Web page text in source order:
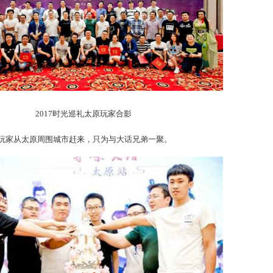
贺十五周年
2017时光巡礼太原玩家合影